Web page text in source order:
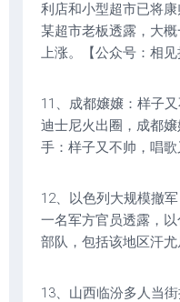
利店和小型超市已将
某超市老板透露，大
上涨。【公众号：相见
11、成都嬢嬢：样子
迪士尼火出圈，成都
手：样子又不帅，唱歌
12、以色列大规模撤
一名军方官员透露，
部队，包括该地区汗尤
13、山西临汾多人当